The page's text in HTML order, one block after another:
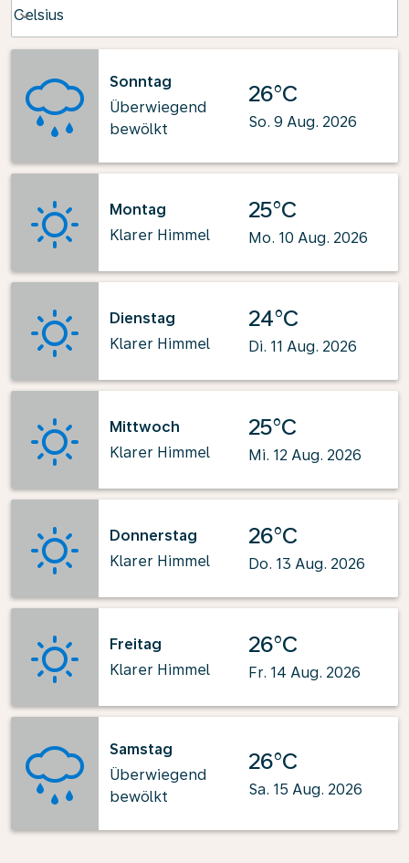
Celsius
keyboard_arrow_down
Sonntag
Überwiegend
bewölkt
26°C
So. 9 Aug. 2026
Montag
Klarer Himmel
25°C
Mo. 10 Aug. 2026
Dienstag
Klarer Himmel
24°C
Di. 11 Aug. 2026
Mittwoch
Klarer Himmel
25°C
Mi. 12 Aug. 2026
Donnerstag
Klarer Himmel
26°C
Do. 13 Aug. 2026
Freitag
Klarer Himmel
26°C
Fr. 14 Aug. 2026
Samstag
Überwiegend
bewölkt
26°C
Sa. 15 Aug. 2026